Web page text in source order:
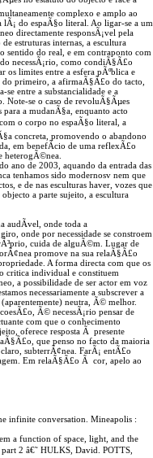
complexo e amplo ao
lÃ¡ do espaÃ§o literal. Ao ligar-se a um
directamente responsÃ¡vel pela
estruturas internas, a escultura
sentido do real, e em contraponto com
necessÃ¡rio, como condiÃ§Ã£o
os limites entre a esfera pÃºblica e
primeiro, a afirmaÃ§Ã£o do tacto,
entre a substancialidade e a
Note-se o caso de revoluÃ§Ãµes
para a mudanÃ§a, enquanto acto
o corpo no espaÃ§o literal, a
concreta, promovendo o abandono
em benefÃ­cio de uma reflexÃ£o
heterogÃ©nea.
ano de 2003, aquando da entrada das
tenhamos sido modernosv nem que
e de nas esculturas haver, vozes que
a parte sujeito, a escultura
audÃ­vel, onde toda a
onde por necessidade se constroem
cuida de alguÃ©m. Lugar de
promove na sua relaÃ§Ã£o
A forma directa com que os
critica individual e constituem
a possibilidade de ser actor em voz
necessariamente a subscrever a
neutra, Ã© melhor.
Ã© necessÃ¡rio pensar de
com que o conhecimento
oferece resposta Ã presente
que penso no facto da maioria
subterrÃ¢nea. FarÃ¡ entÃ£o
Em relaÃ§Ã£o Ã cor, apelo ao
infinite conversation. Mineapolis :
a function of space, light, and the
2 â€˜ HULKS, David. POTTS,